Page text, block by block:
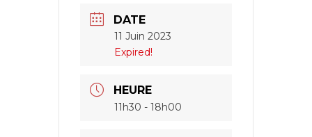
DATE
11 Juin 2023
Expired!
HEURE
11h30 - 18h00